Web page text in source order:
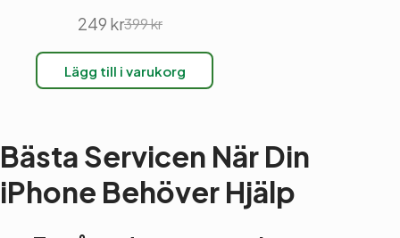
399kr
Det
ursprungliga
priset
var:
249 krDet
nuvarande
priset
är:
Lägg till i varukorg
Bästa Servicen När Din
iPhone Behöver Hjälp